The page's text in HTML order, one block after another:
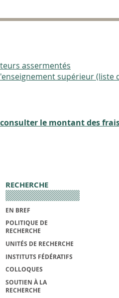
assermentés
supérieur
consulter le montant des
RECHERCHE
EN BREF
POLITIQUE DE
RECHERCHE
UNITÉS DE RECHERCHE
INSTITUTS FÉDÉRATIFS
COLLOQUES
SOUTIEN À LA
RECHERCHE